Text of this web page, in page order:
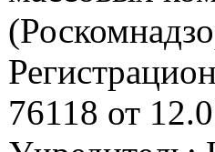
76118 от